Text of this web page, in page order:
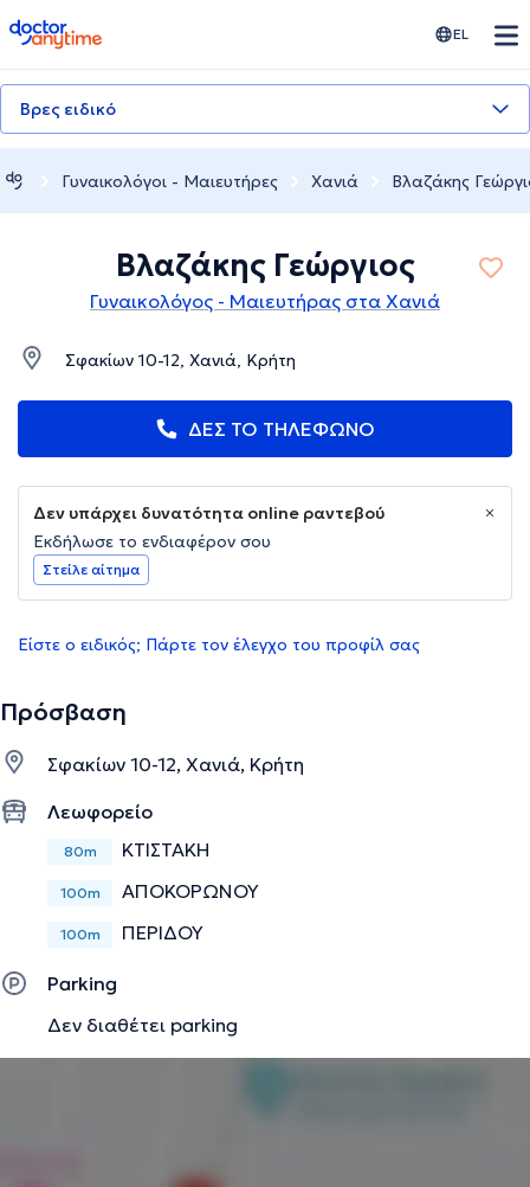
doctoranytime EL
Βρες ειδικό
Γυναικολόγοι - Μαιευτήρες Χανιά Βλαζάκης
Βλαζάκης Γεώργιος
Γυναικολόγος - Μαιευτήρας στα Χανιά
Σφακίων 10-12, Χανιά, Κρήτη
ΔΕΣ ΤΟ ΤΗΛΕΦΩΝΟ
Δεν υπάρχει δυνατότητα online ραντεβού
Εκδήλωσε το ενδιαφέρον σου
Στείλε αίτημα
Είστε ο ειδικός; Πάρτε τον έλεγχο του προφίλ σας
Πρόσβαση
Σφακίων 10-12, Χανιά, Κρήτη
Λεωφορείο
80m ΚΤΙΣΤΑΚΗ
100m ΑΠΟΚΟΡΩΝΟΥ
100m ΠΕΡΙΔΟΥ
Parking
Δεν διαθέτει parking